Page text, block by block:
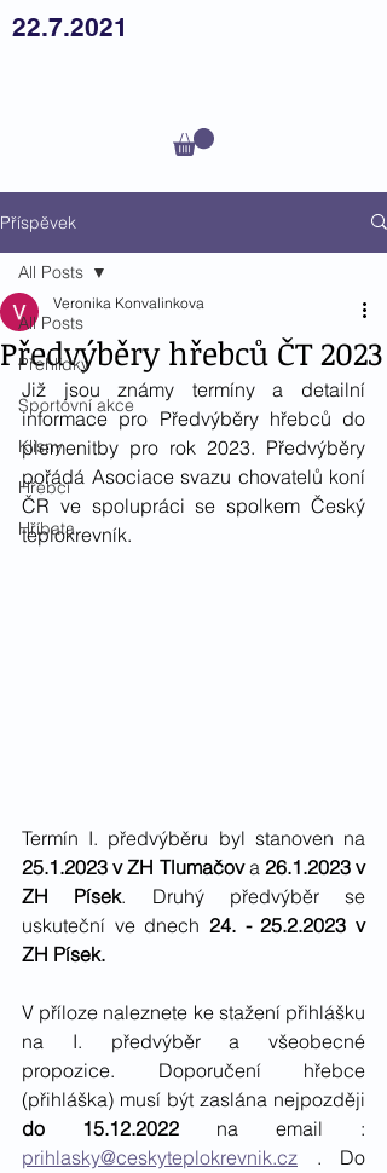
22.7.2021
Příspěvek
All Posts
Přehlídky
Sportovní akce
Klisny
Hřebci
Hříbata
All Posts
Předvýběry hřebců ČT 2023
Veronika Konvalinkova
Již jsou známy termíny a detailní
informace pro Předvýběry hřebců do
plemenitby pro rok 2023. Předvýběry
pořádá Asociace svazu chovatelů koní
ČR ve spolupráci se spolkem Český
teplokrevník.
25.1.2023 v ZH Tlumačov a 26.1.2023 v
ZH Písek. Druhý předvýběr se
uskuteční ve dnech 24. - 25.2.2023 v
ZH Písek.
V příloze naleznete ke stažení přihlášku
na I. předvýběr a všeobecné
propozice. Doporučení hřebce
do 15.12.2022
prihlasky@ceskyteplokrevnik.cz . Do